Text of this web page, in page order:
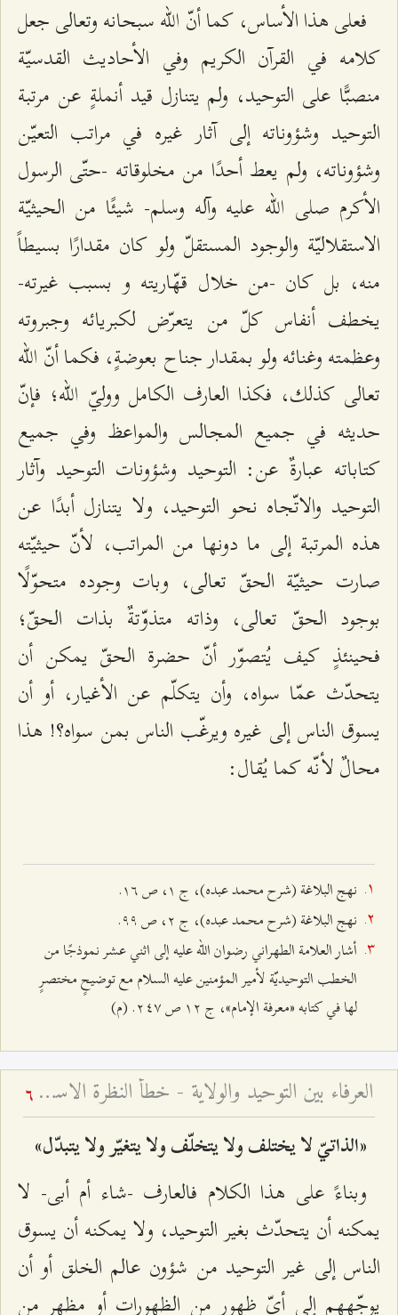
فعلى هذا الأساس، كما أنّ الله سبحانه وتعالى جعل
كلامه في القرآن الكريم وفي الأحاديث القدسيّة
منصبًّا على التوحيد، ولم يتنازل قيد أنملةٍ عن مرتبة
التوحيد وشؤوناته إلى آثار غيره في مراتب التعيّن
وشؤوناته، ولم يعط أحدًا من مخلوقاته -حتّى الرسول
الأكرم صلى الله عليه وآله وسلم- شيئًا من الحيثيّة
الاستقلاليّة والوجود المستقلّ ولو كان مقدارًا بسيطاً
منه، بل كان -من خلال قهّاريته و بسبب غيرته-
يخطف أنفاس كلّ من يتعرّض لكبريائه وجبروته
وعظمته وغنائه ولو بمقدار جناح‌ بعوضةٍ، فكما أنّ الله
تعالى كذلك، فكذا العارف الكامل ووليّ الله؛ فإنّ
حديثه في جميع المجالس والمواعظ وفي جميع
كتاباته عبارةٌ عن: التوحيد وشؤونات التوحيد وآثار
التوحيد والاتّجاه نحو التوحيد، ولا يتنازل أبدًا عن
هذه المرتبة إلى ما دونها من المراتب، لأنّ حيثيّته
صارت حيثيّة الحقّ تعالى، وبات وجوده متحوّلًا
بوجود الحقّ تعالى، وذاته متذوّتةٌ بذات الحقّ؛
فحينئذٍ كيف يُتصوّر أنّ حضرة الحقّ يمكن أن
يتحدّث عمّا سواه، وأن يتكلّم عن الأغيار، أو أن
يسوق الناس إلى غيره ويرغّب الناس بمن سواه؟! هذا
محالٌ لأنّه كما يُقال:
نهج البلاغة (شرح محمد عبده)، ج ۱، ص ۱٦.
نهج البلاغة (شرح محمد عبده)، ج ٢، ص ٩٩.
أشار العلامة الطهراني رضوان الله عليه إلى اثني عشر نموذجًا من
الخطب التوحيديّة لأمير المؤمنين عليه السلام مع توضيحٍ مختصرٍ
لها في كتابه «معرفة الإمام»، ج ۱٢ ص ٢٤۷. (م)
العرفاء بين التوحيد والولاية - خطأ النظرة الاستقلاليّة إلى الإمام ومجالسه 6
«الذاتيّ لا يختلف ولا يتخلّف ولا يتغيّر ولا يتبدّل»
وبناءً على هذا الكلام فالعارف -شاء أم أبى- لا
يمكنه أن يتحدّث بغير التوحيد، ولا يمكنه أن يسوق
الناس إلى غير التوحيد من شؤون عالم الخلق أو أن
يوجّههم إلى أيّ ظهورٍ من الظهورات أو مظهرٍ من